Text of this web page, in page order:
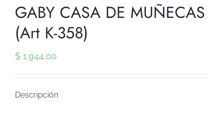
GABY CASA DE MUÑECAS
(Art K-358)
$ 1.944,00
Descripción